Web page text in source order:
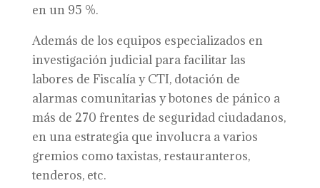
en un 95 %.
Además de los equipos especializados en
investigación judicial para facilitar las
labores de Fiscalía y CTI, dotación de
alarmas comunitarias y botones de pánico a
más de 270 frentes de seguridad ciudadanos,
en una estrategia que involucra a varios
gremios como taxistas, restauranteros,
tenderos, etc.